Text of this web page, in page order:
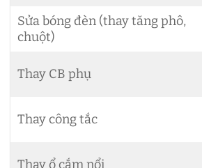
Sửa bóng đèn (thay tăng phô,
chuột)
Thay CB phụ
Thay công tắc
Thay ổ cắm nổi